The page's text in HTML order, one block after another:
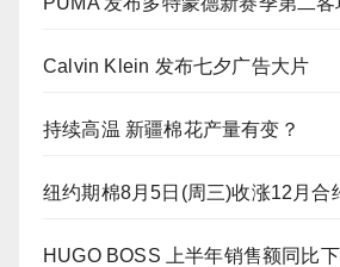
Calvin Klein 发布七夕广告大片
持续高温 新疆棉花产量有变？
纽约期棉8月5日(周三)收涨12月合
HUGO BOSS 上半年销售额同比